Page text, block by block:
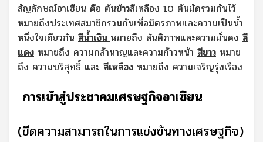
สัญลักษณ์อาเซียน คือ ต้นข้าวสีเหลือง 10 ต้นมัดรวมกันไว้
หมายถึงประเทศสมาชิกรวมกันเพื่อมิตรภาพและความเป็นน้ำ
หนึ่งใจเดียวกัน สีน้ำเงิน หมายถึง สันติภาพและความมั่นคง สี
แดง หมายถึง ความกล้าหาญและความก้าวหน้า สีขาว หมาย
ถึง ความบริสุทธิ์ และ สีเหลือง หมายถึง ความเจริญรุ่งเรือง
การเข้าสู่ประชาคมเศรษฐกิจอาเซียน
(ขีดความสามารถในการแข่งขันทางเศรษฐกิจ)